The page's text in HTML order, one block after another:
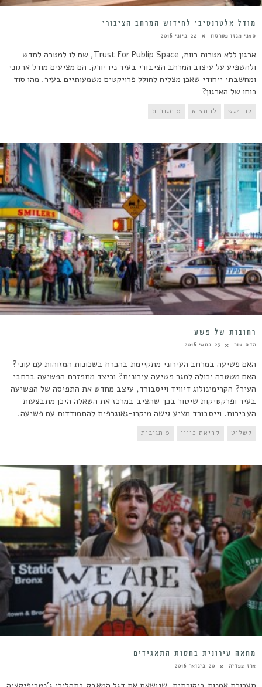
מודל אלטרנטיבי לחידוש המרחב הציבורי
סאני מנזו פטרסון 22 ביוני 2016
ארגון ללא מטרות רווח, Trust For Publip Space, שם לו למטרה לחדש
ולהשפיע על עיצוב המרחב הציבורי בעיר ניו יורק. הם מציעים מודל ארגוני
ומחשבתי ייחודי שאכן מצליח לחולל פרויקטים משמעותיים בעיר. מהו סוד
כוחו של הארגון?
להיפגש להמציא 0 תגובות
רחובות של פשע
הדס צור 23 במאי 2016
האם פשיעה במרחב העירוני מתקיימת בהכרח בשכונות המזוהות עם עוני?
האם משטרה יכולה למגר פשיעה עירונית? וכיצד מתפזרת הפשיעה ברחבי
העיר? הקרימינולוג דיוויד וייסבורד, עיצב מחדש את התפיסה של הפשיעה
בעיר ופרקטיקות שיטור בכך שהציב במרכז את השאלה היכן מתבצעות
העבירות. וייסבורד מציע גישה מיקרו-גאוגרפית להתמודדות עם פשיעה.
לשלוט קריאת כיוון 0 תגובות
מחאה עירונית בחסות התאגידים
ארז צפדיה 20 בינואר 2016